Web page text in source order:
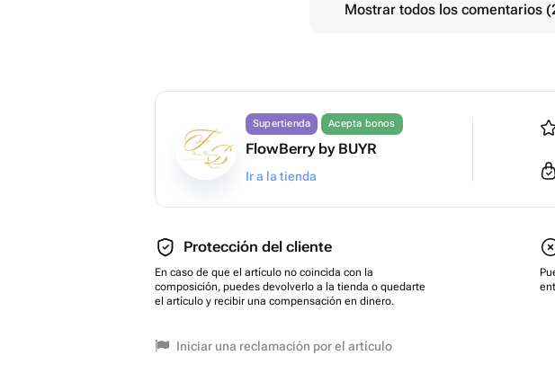
Mostrar todos los comentarios
Supertienda Acepta bonos
FlowBerry by BUYR
Ir a la tienda
Protección del cliente
En caso de que el artículo no coincida con la
composición, puedes devolverlo a la tienda o quedarte
el artículo y recibir una compensación en dinero.
Iniciar una reclamación por el artículo